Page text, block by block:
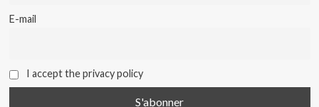
E-mail
I accept the privacy policy